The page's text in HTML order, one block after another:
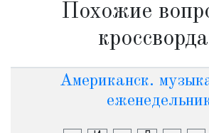
Похожие
Американск.